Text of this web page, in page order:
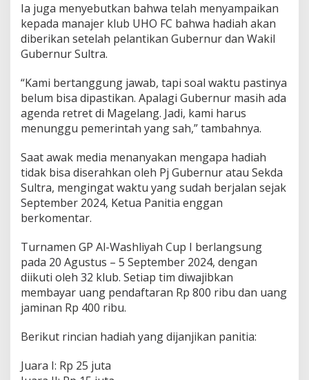
Ia juga menyebutkan bahwa telah menyampaikan
kepada manajer klub UHO FC bahwa hadiah akan
diberikan setelah pelantikan Gubernur dan Wakil
Gubernur Sultra.
“Kami bertanggung jawab, tapi soal waktu pastinya
belum bisa dipastikan. Apalagi Gubernur masih ada
agenda retret di Magelang. Jadi, kami harus
menunggu pemerintah yang sah,” tambahnya.
Saat awak media menanyakan mengapa hadiah
tidak bisa diserahkan oleh Pj Gubernur atau Sekda
Sultra, mengingat waktu yang sudah berjalan sejak
September 2024, Ketua Panitia enggan
berkomentar.
Turnamen GP Al-Washliyah Cup I berlangsung
pada 20 Agustus – 5 September 2024, dengan
diikuti oleh 32 klub. Setiap tim diwajibkan
membayar uang pendaftaran Rp 800 ribu dan uang
jaminan Rp 400 ribu.
Berikut rincian hadiah yang dijanjikan panitia:
Juara I: Rp 25 juta